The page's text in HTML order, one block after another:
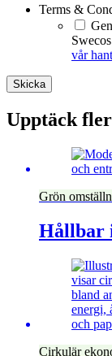
Terms &
vår
Skicka
Upptäck
Grön
Hållbar
Cirkulär